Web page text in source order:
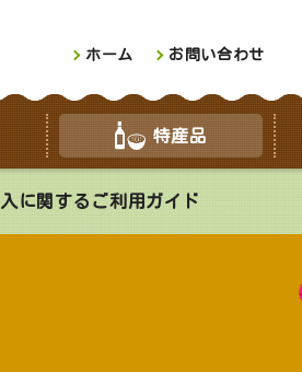
ホーム
特産品
お問い合わせ
に関するご利用ガイド